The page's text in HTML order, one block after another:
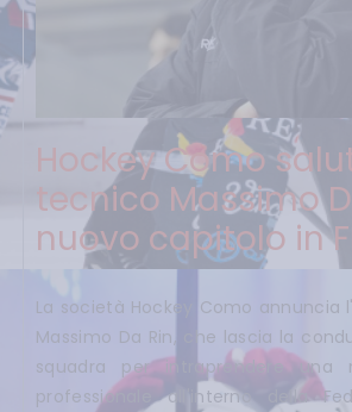
Hockey Como
tecnico Massimo
nuovo capitolo in
La società Hockey Como annuncia
Massimo Da Rin, che lascia la
squadra per intraprendere una
professionale all'interno della